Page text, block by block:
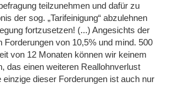
teilzunehmen und dafür zu
der sog. „Tarifeinigung“ abzulehnen
fortzusetzen! (...) Angesichts der
Forderungen von 10,5% und mind. 500
von 12 Monaten können wir keinem
das einen weiteren Reallohnverlust
einzige dieser Forderungen ist auch nur